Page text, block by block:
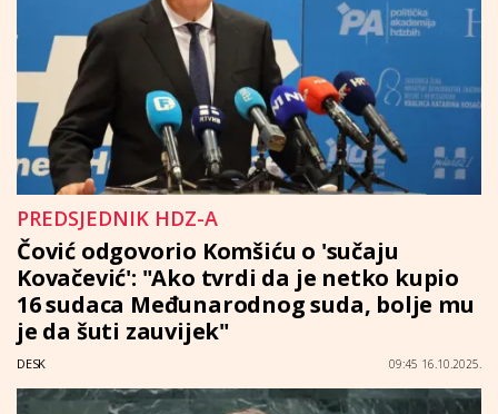
PREDSJEDNIK HDZ-A
Čović odgovorio Komšiću o 'sučaju
Kovačević': "Ako tvrdi da je netko kupio
16 sudaca Međunarodnog suda, bolje mu
je da šuti zauvijek"
DESK 09:45 16.10.2025.